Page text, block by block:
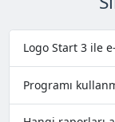
Logo Start 3 ile
Programı